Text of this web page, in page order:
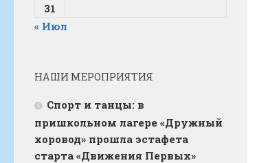
31
« Июл
НАШИ МЕРОПРИЯТИЯ
Спорт и танцы: в
пришкольном лагере «Дружный
хоровод» прошла эстафета
старта «Движения Первых»